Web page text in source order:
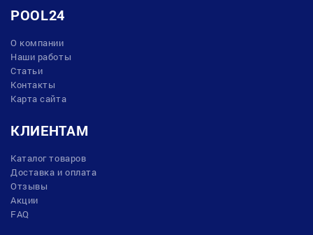
POOL24
О компании
Наши работы
Статьи
Контакты
Карта сайта
КЛИЕНТАМ
Каталог товаров
Доставка и оплата
Отзывы
Акции
FAQ